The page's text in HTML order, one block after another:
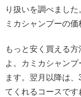
り扱いを調べまし
ミカシャンプーの価
もっと安く買える
よ。カミカシャン
ます。翌月以降は
てくれるコースです